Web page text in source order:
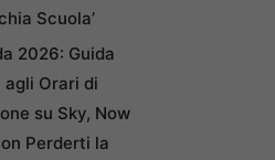
Scuola’
2026: Guida
agli Orari di
su Sky, Now
Perderti la